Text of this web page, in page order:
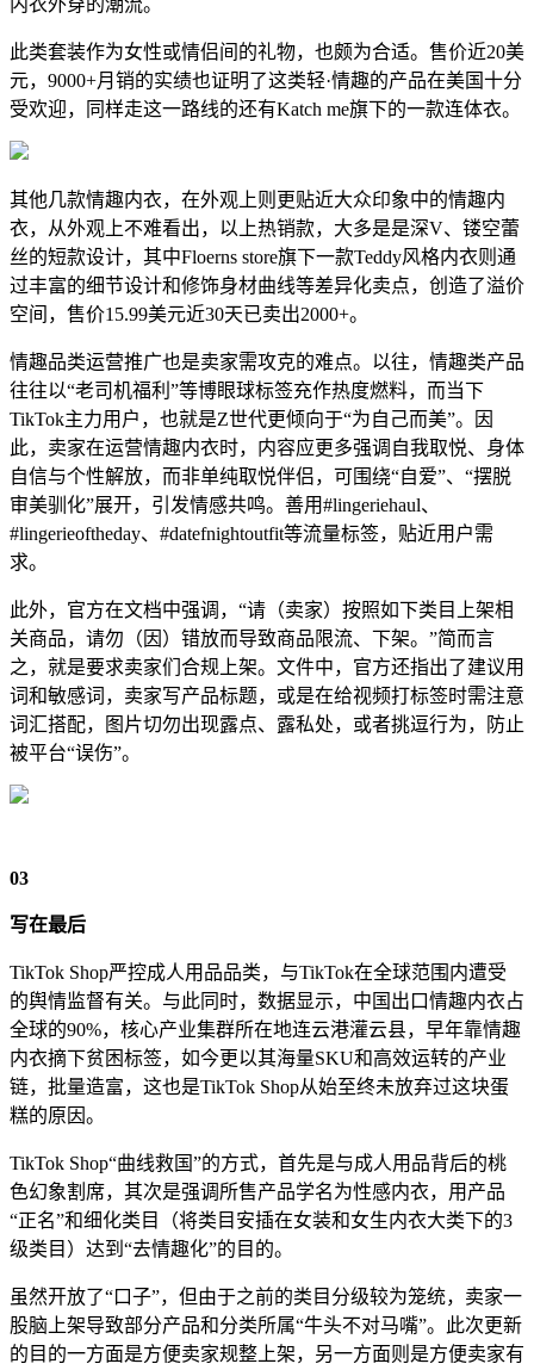
此类套装作为女性或情侣间的礼物，也颇为合适。售价近20美
元，9000+月销的实绩也证明了这类轻·情趣的产品在美国十分
受欢迎，同样走这一路线的还有Katch me旗下的一款连体衣。
其他几款情趣内衣，在外观上则更贴近大众印象中的情趣内
衣，从外观上不难看出，以上热销款，大多是是深V、镂空蕾
丝的短款设计，其中Floerns store旗下一款Teddy风格内衣则通
过丰富的细节设计和修饰身材曲线等差异化卖点，创造了溢价
空间，售价15.99美元近30天已卖出2000+。
情趣品类运营推广也是卖家需攻克的难点。以往，情趣类产品
往往以“老司机福利”等博眼球标签充作热度燃料，而当下
TikTok主力用户，也就是Z世代更倾向于“为自己而美”。因
此，卖家在运营情趣内衣时，内容应更多强调自我取悦、身体
自信与个性解放，而非单纯取悦伴侣，可围绕“自爱”、“摆脱
审美驯化”展开，引发情感共鸣。善用#lingeriehaul、
#lingerieoftheday、#datefnightoutfit等流量标签，贴近用户需
求。
此外，官方在文档中强调，“请（卖家）按照如下类目上架相
关商品，请勿（因）错放而导致商品限流、下架。”简而言
之，就是要求卖家们合规上架。文件中，官方还指出了建议用
词和敏感词，卖家写产品标题，或是在给视频打标签时需注意
词汇搭配，图片切勿出现露点、露私处，或者挑逗行为，防止
被平台“误伤”。
03
写在最后
TikTok Shop严控成人用品品类，与TikTok在全球范围内遭受
的舆情监督有关。与此同时，数据显示，中国出口情趣内衣占
全球的90%，核心产业集群所在地连云港灌云县，早年靠情趣
内衣摘下贫困标签，如今更以其海量SKU和高效运转的产业
链，批量造富，这也是TikTok Shop从始至终未放弃过这块蛋
糕的原因。
TikTok Shop“曲线救国”的方式，首先是与成人用品背后的桃
色幻象割席，其次是强调所售产品学名为性感内衣，用产品
“正名”和细化类目（将类目安插在女装和女生内衣大类下的3
级类目）达到“去情趣化”的目的。
虽然开放了“口子”，但由于之前的类目分级较为笼统，卖家一
股脑上架导致部分产品和分类所属“牛头不对马嘴”。此次更新
的目的一方面是方便卖家规整上架，另一方面则是方便卖家有